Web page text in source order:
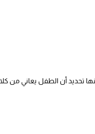
تحديد أن الطفل يعاني من كلا